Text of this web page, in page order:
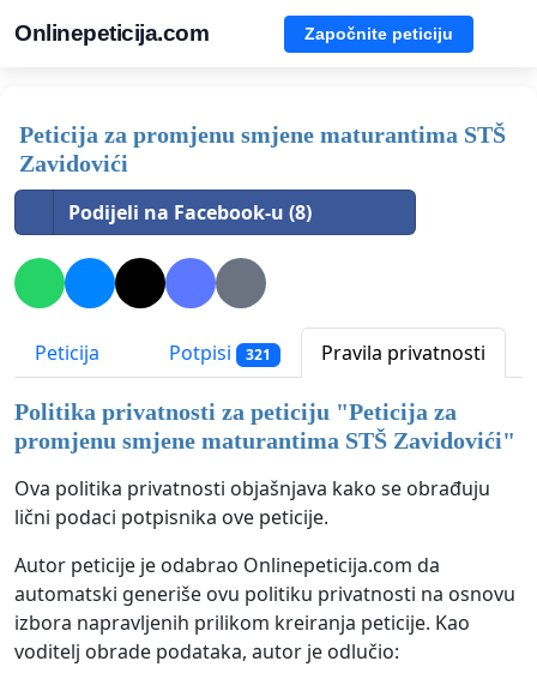
Onlinepeticija.com Započnite peticiju
Peticija za promjenu smjene maturantima STŠ
Zavidovići
Podijeli na Facebook-u (8)
Peticija Potpisi 321 Pravila privatnosti
Politika privatnosti za peticiju "Peticija za
promjenu smjene maturantima STŠ Zavidovići"
Ova politika privatnosti objašnjava kako se obrađuju
lični podaci potpisnika ove peticije.
Autor peticije je odabrao Onlinepeticija.com da
automatski generiše ovu politiku privatnosti na osnovu
izbora napravljenih prilikom kreiranja peticije. Kao
voditelj obrade podataka, autor je odlučio: